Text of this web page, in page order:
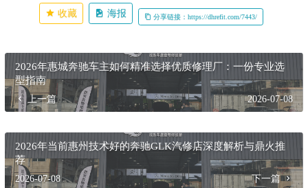
收藏 海报 分享链接：https://dhrefit.com/7443/
2026年惠城奔驰车主如何精准选择优质修理厂：一份专业选
型指南
上一篇 2026-07-08
2026年当前惠州技术好的奔驰GLK汽修店深度解析与鼎火推
荐
2026-07-08 下一篇